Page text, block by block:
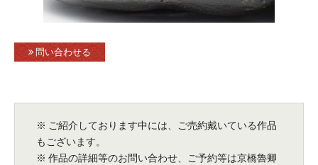
問い合わせる
※ ご紹介しております中には、ご売約戴いている作品
もございます。
※ 作品の詳細等のお問い合わせ、ご予約等は京橋魯卿